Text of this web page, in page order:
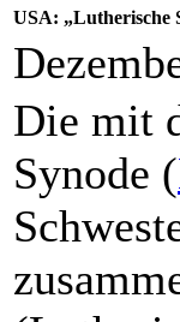
USA: „Lutherische
Die mit
Synode (